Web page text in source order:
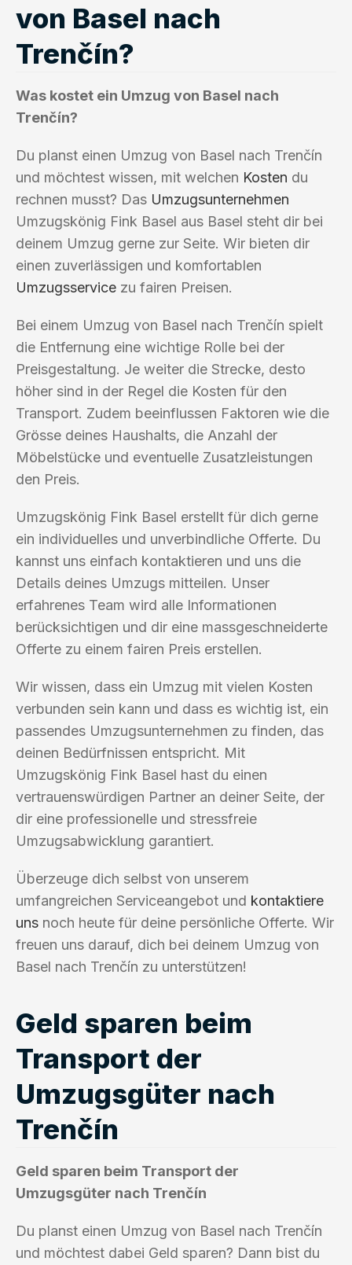
von Basel nach
Trenčín?
Was kostet ein Umzug von Basel nach
Trenčín?
Du planst einen Umzug von Basel nach Trenčín
und möchtest wissen, mit welchen Kosten du
rechnen musst? Das Umzugsunternehmen
Umzugskönig Fink Basel aus Basel steht dir bei
deinem Umzug gerne zur Seite. Wir bieten dir
einen zuverlässigen und komfortablen
Umzugsservice zu fairen Preisen.
Bei einem Umzug von Basel nach Trenčín spielt
die Entfernung eine wichtige Rolle bei der
Preisgestaltung. Je weiter die Strecke, desto
höher sind in der Regel die Kosten für den
Transport. Zudem beeinflussen Faktoren wie die
Grösse deines Haushalts, die Anzahl der
Möbelstücke und eventuelle Zusatzleistungen
den Preis.
Umzugskönig Fink Basel erstellt für dich gerne
ein individuelles und unverbindliche Offerte. Du
kannst uns einfach kontaktieren und uns die
Details deines Umzugs mitteilen. Unser
erfahrenes Team wird alle Informationen
berücksichtigen und dir eine massgeschneiderte
Offerte zu einem fairen Preis erstellen.
Wir wissen, dass ein Umzug mit vielen Kosten
verbunden sein kann und dass es wichtig ist, ein
passendes Umzugsunternehmen zu finden, das
deinen Bedürfnissen entspricht. Mit
Umzugskönig Fink Basel hast du einen
vertrauenswürdigen Partner an deiner Seite, der
dir eine professionelle und stressfreie
Umzugsabwicklung garantiert.
Überzeuge dich selbst von unserem
umfangreichen Serviceangebot und kontaktiere
uns noch heute für deine persönliche Offerte. Wir
freuen uns darauf, dich bei deinem Umzug von
Basel nach Trenčín zu unterstützen!
Geld sparen beim
Transport der
Umzugsgüter nach
Trenčín
Geld sparen beim Transport der
Umzugsgüter nach Trenčín
Du planst einen Umzug von Basel nach Trenčín
und möchtest dabei Geld sparen? Dann bist du